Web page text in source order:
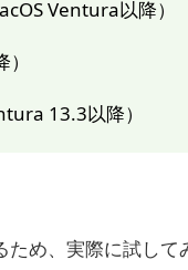
Ventura以降）
13.3以降）
め、実際に試し